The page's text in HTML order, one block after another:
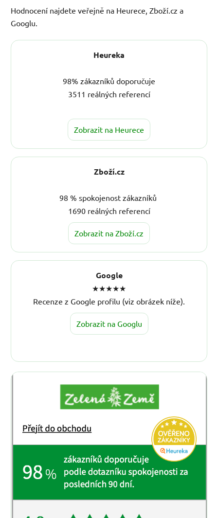
Hodnocení najdete veřejně na Heurece, Zboží.cz a
Googlu.
Heureka
98% zákazníků doporučuje
3511 reálných referencí
Zobrazit na Heurece
Zboží.cz
98 % spokojenost zákazníků
1690 reálných referencí
Zobrazit na Zboží.cz
Google
★★★★★
Recenze z Google profilu (viz obrázek níže).
Zobrazit na Googlu